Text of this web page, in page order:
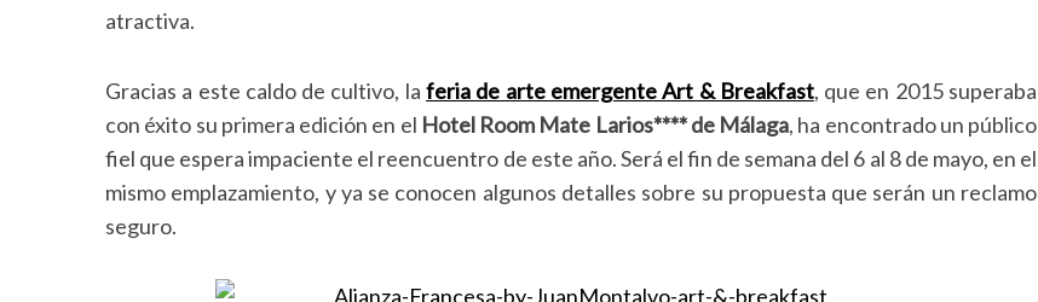
atractiva.
Gracias a este caldo de cultivo, laferia de arte emergente Art & Breakfast, que en 2015 superaba
con éxito su primera edición en el Hotel Room Mate Larios**** de Málaga, ha encontrado un público
fiel que espera impaciente el reencuentro de este año. Será el fin de semana del 6 al 8 de mayo, en el
mismo emplazamiento, y ya se conocen algunos detalles sobre su propuesta que serán un reclamo
seguro.